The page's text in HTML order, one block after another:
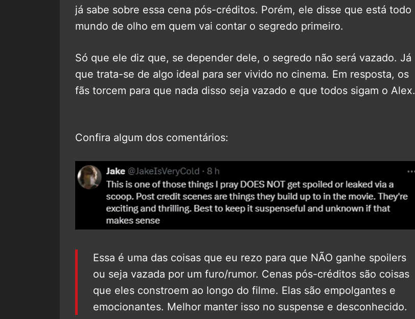
já sabe sobre essa cena pós-créditos. Porém, ele disse que está todo
mundo de olho em quem vai contar o segredo primeiro.
Só que ele diz que, se depender dele, o segredo não será vazado. Já
que trata-se de algo ideal para ser vivido no cinema. Em resposta, os
fãs torcem para que nada disso seja vazado e que todos sigam o Alex.
Confira algum dos comentários:
Essa é uma das coisas que eu rezo para que NÃO ganhe spoilers
ou seja vazada por um furo/rumor. Cenas pós-créditos são coisas
que eles constroem ao longo do filme. Elas são empolgantes e
emocionantes. Melhor manter isso no suspense e desconhecido.